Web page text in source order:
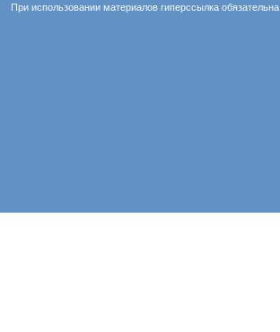
При использовании материалов гиперссылка обязательна.